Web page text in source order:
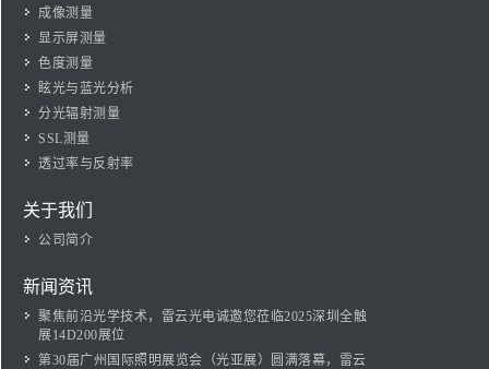
成像测量
显示屏测量
色度测量
眩光与蓝光分析
分光辐射测量
SSL测量
透过率与反射率
关于我们
公司简介
新闻资讯
聚焦前沿光学技术，雷云光电诚邀您莅临2025深圳全触
展14D200展位
第30届广州国际照明展览会（光亚展）圆满落幕，雷云